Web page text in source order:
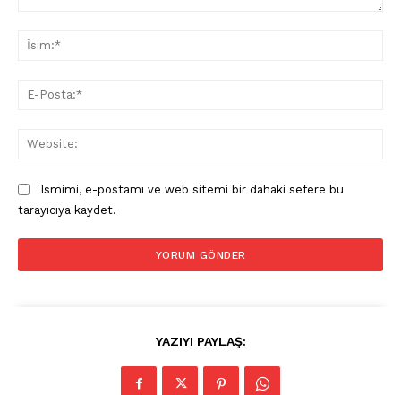
Ismimi, e-postamı ve web sitemi bir dahaki sefere bu
tarayıcıya kaydet.
YAZIYI PAYLAŞ: